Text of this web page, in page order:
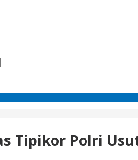
Tipikor Polri